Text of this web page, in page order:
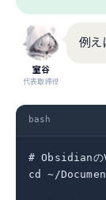
室谷
代表取締役
例え
bash
# Obsidianの
cd ~/